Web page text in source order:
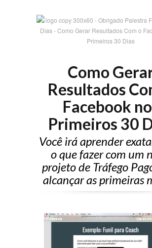
Como
Resultados
Facebook
Primeiros 30
Você irá aprender
o que fazer com um
projeto de Tráfego
alcançar as primeiras